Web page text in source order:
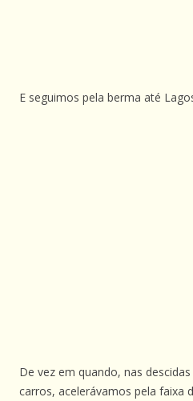
E seguimos pela berma até
De vez em quando, nas
carros, acelerávamos pela faixa